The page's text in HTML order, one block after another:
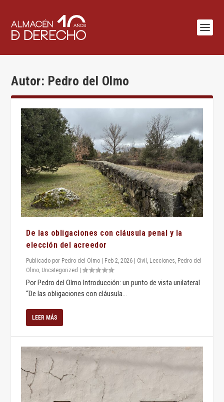
Autor: Pedro del Olmo
De las obligaciones con cláusula penal y la
elección del acreedor
Publicado por Pedro del Olmo | Feb 2, 2026 | Civil Lecciones Pedro del
Olmo Uncategorized |
Por Pedro del Olmo Introducción: un punto de vista unilateral
“De las obligaciones con cláusula...
LEER MÁS